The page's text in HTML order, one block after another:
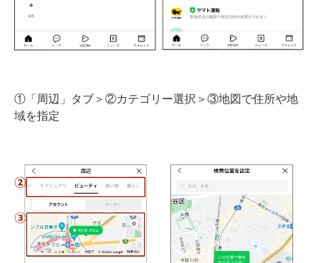
①「周辺」タブ＞②カテゴリー選択＞③地図で住所や地
域を指定